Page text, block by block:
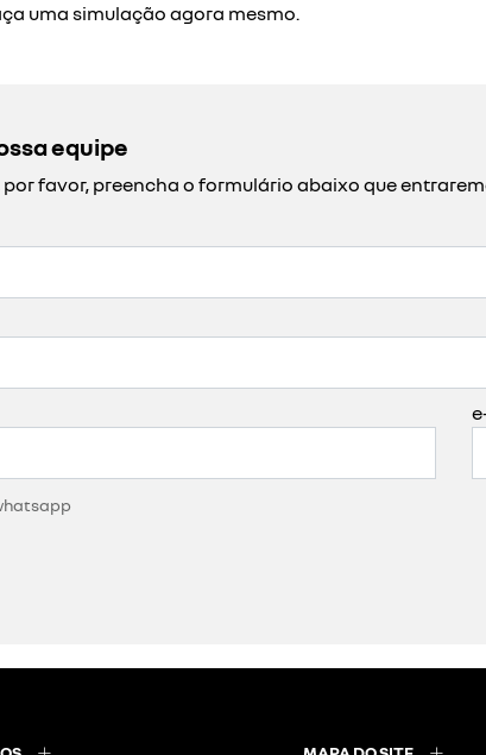
uma simulação agora mesmo.
equipe
favor, preencha o formulário abaixo que